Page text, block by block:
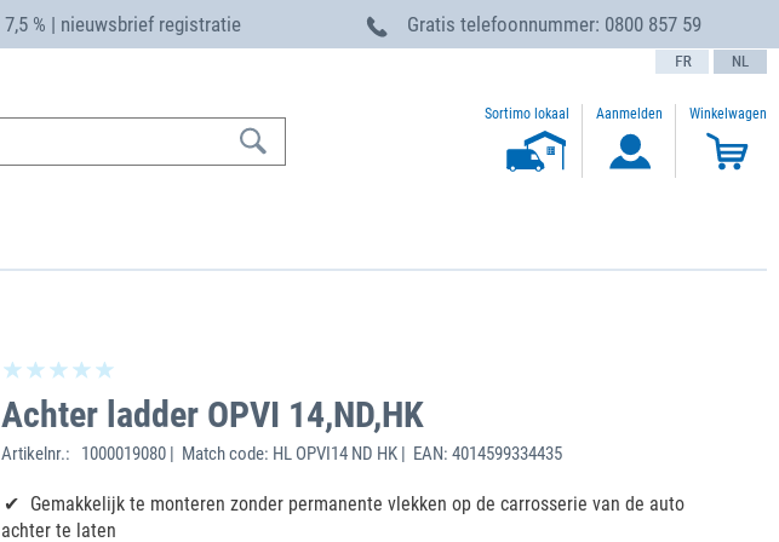
7,5 % | nieuwsbrief registratie Gratis telefoonnummer: 0800 857 59
text.language
Sortimo lokaal Aanmelden Winkelwagen
Achter ladder OPVI 14,ND,HK
Artikelnr.: 1000019080 | Match code: HL OPVI14 ND HK | EAN: 4014599334435
Gemakkelijk te monteren zonder permanente vlekken op de carrosserie van de auto
achter te laten